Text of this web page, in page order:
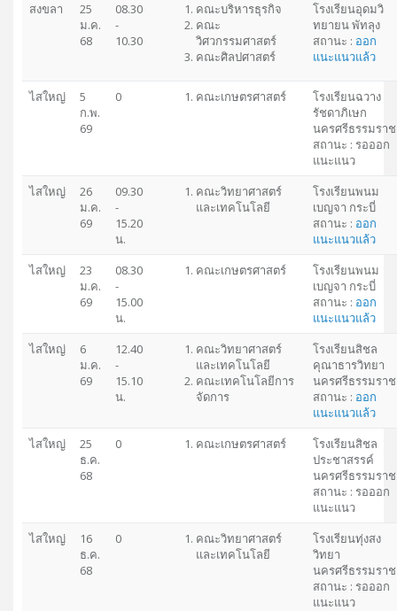
สงขลา
25
ม.ค.
68
08.30
-
10.30
คณะบริหารธุรกิจ
คณะ
วิศวกรรมศาสตร์
คณะศิลปศาสตร์
โรงเรียนอุดมวิ
ทยายน พัทลุง
สถานะ : ออก
แนะแนวแล้ว
ไสใหญ่
5
ก.พ.
69
0 คณะเกษตรศาสตร์
โรงเรียนฉวาง
รัชดาภิเษก
นครศรีธรรมราช
สถานะ : รอออก
แนะแนว
ไสใหญ่
26
ม.ค.
69
09.30
-
15.20
น.
คณะวิทยาศาสตร์
และเทคโนโลยี
โรงเรียนพนม
เบญจา กระบี่
สถานะ : ออก
แนะแนวแล้ว
ไสใหญ่
23
ม.ค.
69
08.30
-
15.00
น.
คณะเกษตรศาสตร์
โรงเรียนพนม
เบญจา กระบี่
สถานะ : ออก
แนะแนวแล้ว
ไสใหญ่
6
ม.ค.
69
12.40
-
15.10
น.
คณะวิทยาศาสตร์
และเทคโนโลยี
คณะเทคโนโลยีการ
จัดการ
โรงเรียนสิชล
คุณาธารวิทยา
นครศรีธรรมราช
สถานะ : ออก
แนะแนวแล้ว
ไสใหญ่
25
ธ.ค.
68
0 คณะเกษตรศาสตร์
โรงเรียนสิชล
ประชาสรรค์
นครศรีธรรมราช
สถานะ : รอออก
แนะแนว
ไสใหญ่
16
ธ.ค.
68
0
คณะวิทยาศาสตร์
และเทคโนโลยี
โรงเรียนทุ่งสง
วิทยา
นครศรีธรรมราช
สถานะ : รอออก
แนะแนว